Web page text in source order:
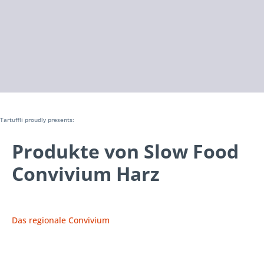
Tartuffli proudly presents:
Produkte von Slow Food
Convivium Harz
Das regionale Convivium